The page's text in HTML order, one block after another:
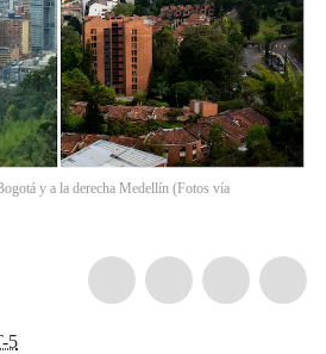
y a la derecha Medellín (Fotos vía
5